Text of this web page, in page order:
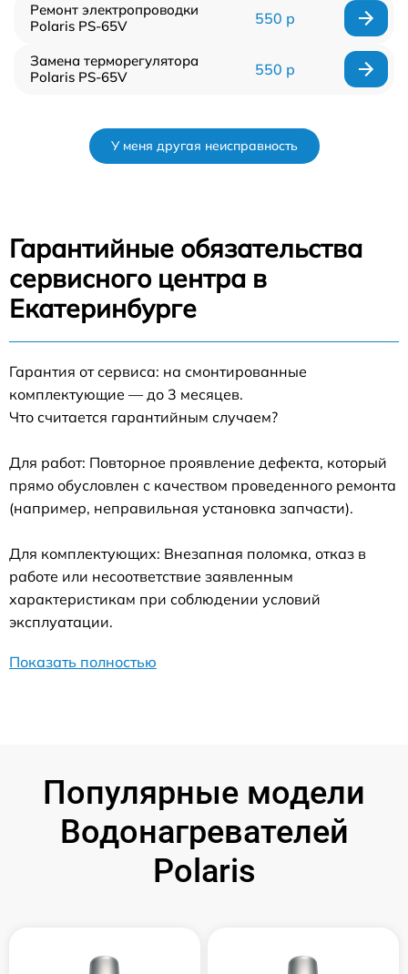
Ремонт электропроводки
Polaris PS-65V
550 р
Замена терморегулятора
Polaris PS-65V
550 р
У меня другая неисправность
Гарантийные обязательства
сервисного центра в
Екатеринбурге
Гарантия от сервиса: на смонтированные
комплектующие — до 3 месяцев.
Что считается гарантийным случаем?
Для работ: Повторное проявление дефекта, который
прямо обусловлен с качеством проведенного ремонта
(например, неправильная установка запчасти).
Для комплектующих: Внезапная поломка, отказ в
работе или несоответствие заявленным
характеристикам при соблюдении условий
эксплуатации.
Показать полностью
Популярные модели
Водонагревателей
Polaris